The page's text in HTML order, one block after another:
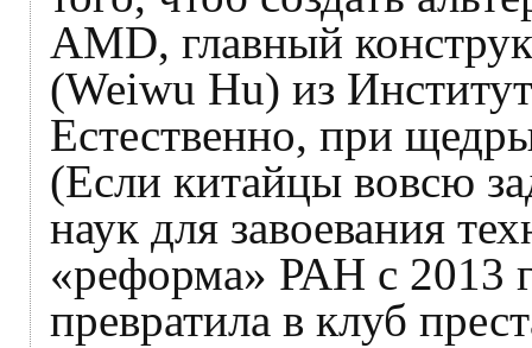
AMD, главный
(Weiwu Hu) из
Естественно, при
(Если китайцы вовсю
наук для завоевания
«реформа» РАН с 2013
превратила в клуб